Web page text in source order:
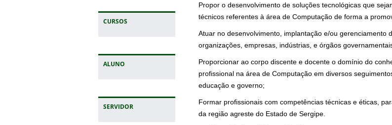
CURSOS
ALUNO
SERVIDOR
Propor o desenvolvimento de soluções tecnológicas que
técnicos referentes à área de Computação de forma a
Atuar no desenvolvimento, implantação e/ou gerenciamento
organizações, empresas, indústrias, e órgãos
Proporcionar ao corpo discente e docente o domínio do
profissional na área de Computação em diversos
educação e governo;
Formar profissionais com competências técnicas e éticas,
da região agreste do Estado de Sergipe.